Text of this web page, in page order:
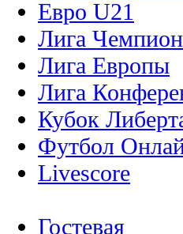
Евро U21
Лига
Лига Европы
Лига
Кубок
Футбол
Livescore
Гостевая